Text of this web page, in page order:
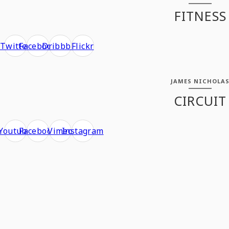
FITNESS
TwitterFacebookDribbbleFlickr
JAMES NICHOLAS
CIRCUIT
FacebookVimeoInstagram